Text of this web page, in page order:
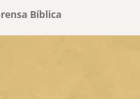
Bíblica